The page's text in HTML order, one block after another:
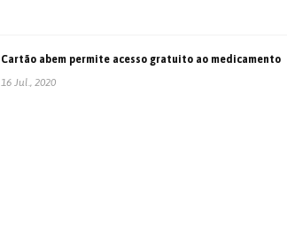
Cartão abem permite acesso gratuito ao medicamento
16 Jul., 2020